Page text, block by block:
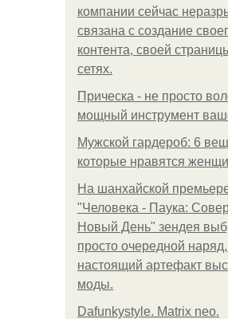
компании сейчас
связана с создание
контента, своей
сетях.
Прическа - не просто
мощный инструмент
Мужской гардероб: 6
которые нравятся
На шанхайской
"Человека - Паука:
Новый День" зендея
просто очередной
настоящий артефакт
моды.
Dafunkystyle. Matrix neo.